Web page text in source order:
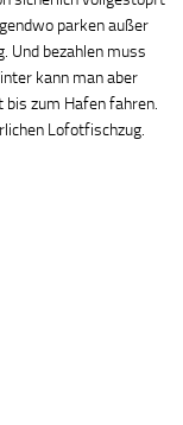
parken außer
Und bezahlen muss
kann man aber
bis zum Hafen fahren.
Lofotfischzug.